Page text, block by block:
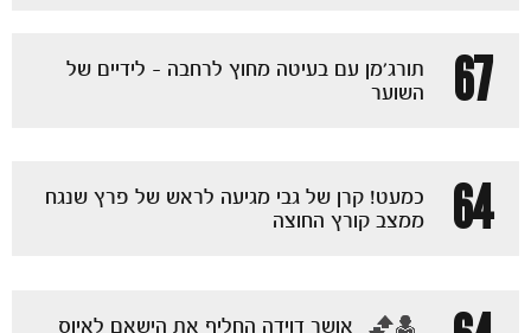
67
תורג'מן עם בעיטה מחוץ לרחבה - לידיים של
השוער
64
כמעט! קרן של גבי מגיעה לראש של פרץ שנגח
ממצב קורץ החוצה
‏אושר דוידה החליף את הישאם לאיוס